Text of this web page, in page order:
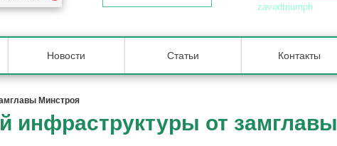
zavodtriumph
Новости Статьи Контакты
Минстроя
инфраструктуры от замглавы